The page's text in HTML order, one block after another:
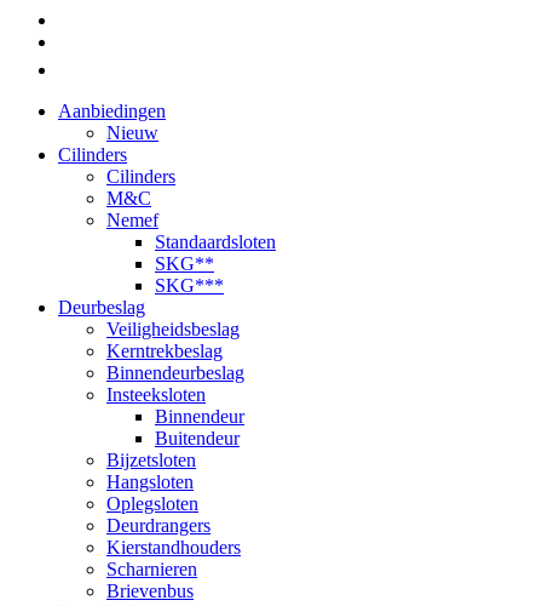
Aanbiedingen
Nieuw
Cilinders
Cilinders
M&C
Nemef
Standaardsloten
SKG**
SKG***
Deurbeslag
Veiligheidsbeslag
Kerntrekbeslag
Binnendeurbeslag
Insteeksloten
Binnendeur
Buitendeur
Bijzetsloten
Hangsloten
Oplegsloten
Deurdrangers
Kierstandhouders
Scharnieren
Brievenbus